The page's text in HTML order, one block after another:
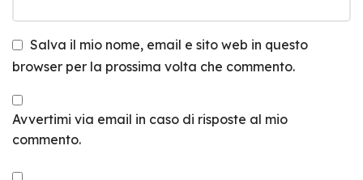
Salva il mio nome, email e sito web in questo
browser per la prossima volta che commento.
Avvertimi via email in caso di risposte al mio
commento.